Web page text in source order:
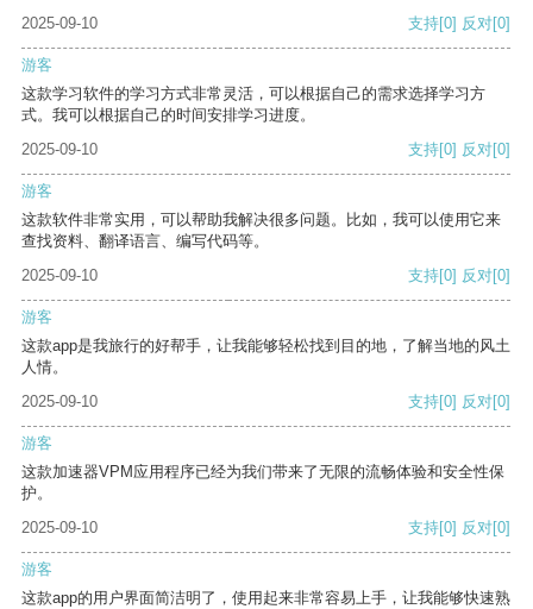
2025-09-10 支持[0] 反对[0]
游客
这款学习软件的学习方式非常灵活，可以根据自己的需求选择学习方
式。我可以根据自己的时间安排学习进度。
2025-09-10
支持[0] 反对[0]
游客
这款软件非常实用，可以帮助我解决很多问题。比如，我可以使用它来
查找资料、翻译语言、编写代码等。
2025-09-10
支持[0] 反对[0]
游客
这款app是我旅行的好帮手，让我能够轻松找到目的地，了解当地的风土
人情。
2025-09-10
支持[0] 反对[0]
游客
这款加速器VPM应用程序已经为我们带来了无限的流畅体验和安全性保
护。
2025-09-10
支持[0] 反对[0]
游客
这款app的用户界面简洁明了，使用起来非常容易上手，让我能够快速熟